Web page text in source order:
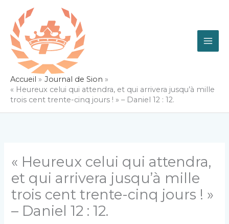
contenu
Accueil
Journal de Sion
« Heureux celui qui attendra, et qui arrivera jusqu’à mille
trois cent trente-cinq jours ! » – Daniel 12 : 12.
« Heureux celui qui attendra,
et qui arrivera jusqu’à mille
trois cent trente-cinq jours ! »
– Daniel 12 : 12.